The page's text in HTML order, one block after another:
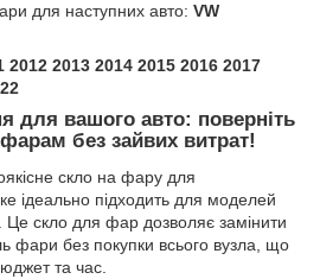
для наступних авто: VW
2012 2013 2014 2015 2016 2017
для вашого авто: поверніть
без зайвих витрат!
скло на фару для
ідеально підходить для моделей
Це скло для фар дозволяє замінити
фари без покупки всього вузла, що
та час.